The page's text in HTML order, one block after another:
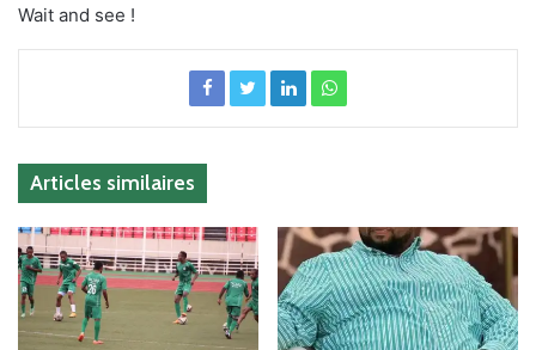
Wait and see !
Articles similaires